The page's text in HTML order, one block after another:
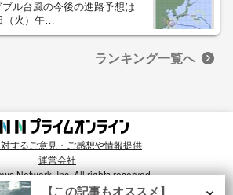
ブル台風の今後の進路予想は
（火）午…
ランキング一覧へ
するご意見・ご感想や情報提供
運営会社
Network, Inc. All rights reserved.
ーズ・興味・関⼼に合致したコンテンツや広告配信を提供する
【この記事もオススメ】